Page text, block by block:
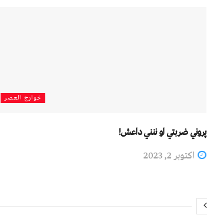
خوارج العصر
پروني ضربتي او ننني داعش!
اکتوبر 2, 2023